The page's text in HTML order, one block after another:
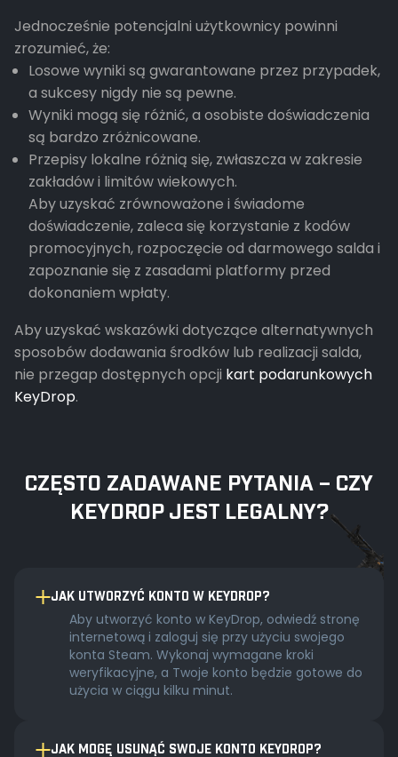
Jednocześnie potencjalni użytkownicy powinni
zrozumieć, że:
Losowe wyniki są gwarantowane przez przypadek,
a sukcesy nigdy nie są pewne.
Wyniki mogą się różnić, a osobiste doświadczenia
są bardzo zróżnicowane.
Przepisy lokalne różnią się, zwłaszcza w zakresie
zakładów i limitów wiekowych.
Aby uzyskać zrównoważone i świadome
doświadczenie, zaleca się korzystanie z kodów
promocyjnych, rozpoczęcie od darmowego salda i
zapoznanie się z zasadami platformy przed
dokonaniem wpłaty.
Aby uzyskać wskazówki dotyczące alternatywnych
sposobów dodawania środków lub realizacji salda,
nie przegap dostępnych opcji kart podarunkowych
KeyDrop.
CZĘSTO ZADAWANE PYTANIA – CZY
KEYDROP JEST LEGALNY?
JAK UTWORZYĆ KONTO W KEYDROP?
Aby utworzyć konto w KeyDrop, odwiedź stronę
internetową i zaloguj się przy użyciu swojego
konta Steam. Wykonaj wymagane kroki
weryfikacyjne, a Twoje konto będzie gotowe do
użycia w ciągu kilku minut.
JAK MOGĘ USUNĄĆ SWOJE KONTO KEYDROP?